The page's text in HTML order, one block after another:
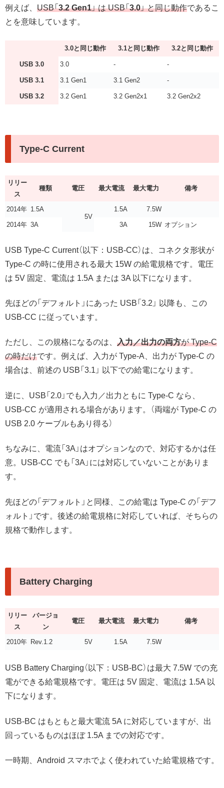
例えば、 USB「3.2 Gen1」 は USB「3.0」 と同じ動作であるこ
とを意味しています。
3.0と同じ動作 3.1と同じ動作 3.2と同じ動作
USB 3.0 3.0 - -
USB 3.1 3.1 Gen1 3.1 Gen2 -
USB 3.2 3.2 Gen1 3.2 Gen2x1 3.2 Gen2x2
Type-C Current
リリー
ス
種類 電圧 最大電流 最大電力 備考
2014年 1.5A
5V
1.5A 7.5W
2014年 3A 3A 15W オプション
USB Type-C Current（以下：USB-CC）は、コネクタ形状が
Type-C の時に使用される最大 15W の給電規格です。電圧
は 5V 固定、電流は 1.5A または 3A 以下になります。
先ほどの「デフォルト」にあった USB「3.2」 以降も、この
USB-CC に従っています。
ただし、この規格になるのは、 入力／出力の両方が Type-C
の時だけです。例えば、入力が Type-A、出力が Type-C の
場合は、前述の USB「3.1」 以下での給電になります。
逆に、USB「2.0」でも入力／出力ともに Type-C なら、
USB-CC が適用される場合があります。（両端が Type-C の
USB 2.0 ケーブルもあり得る）
ちなみに、電流「3A」はオプションなので、対応するかは任
意。USB-CC でも「3A」には対応していないことがありま
す。
先ほどの「デフォルト」と同様、この給電は Type-C の「デフ
ォルト」です。後述の給電規格に対応していれば、そちらの
規格で動作します。
Battery Charging
リリー
ス
バージョ
ン
電圧 最大電流 最大電力 備考
2010年 Rev.1.2 5V 1.5A 7.5W
USB Battery Charging（以下：USB-BC）は最大 7.5W での充
電ができる給電規格です。電圧は 5V 固定、電流は 1.5A 以
下になります。
USB-BC はもともと最大電流 5A に対応していますが、出
回っているものはほぼ 1.5A までの対応です。
一時期、Android スマホでよく使われていた給電規格です。